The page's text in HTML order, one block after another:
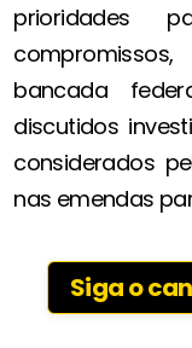
prioridades
bancada
discutidos
considerados
nas emendas
Siga o